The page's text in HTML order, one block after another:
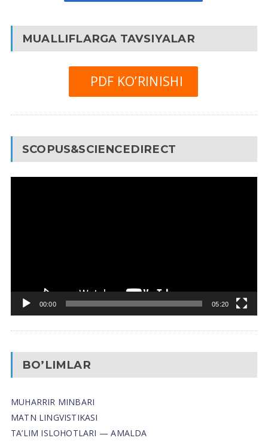
MUALLIFLARGA TAVSIYALAR
PDF KO’RINISHI
SCOPUS&SCIENCEDIRECT
00:00 05:20
BO’LIMLAR
MUHARRIR MINBARI
MATN LINGVISTIKASI
TA’LIM ISLOHOTLARI — AMALDA